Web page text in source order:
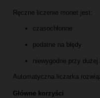
Ręczne liczenie monet jest:
czasochłonne
podatne na błędy
niewygodne przy
Automatyczna liczarka
Główne korzyści